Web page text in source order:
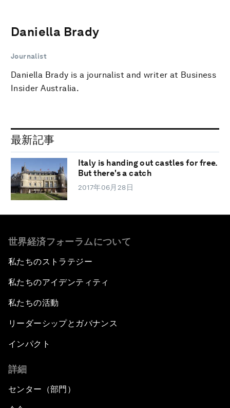
Daniella Brady
Journalist
Daniella Brady is a journalist and writer at Business
Insider Australia.
最新記事
Italy is handing out castles for free.
But there's a catch
2017年06月28日
世界経済フォーラムについて
私たちのストラテジー
私たちのアイデンティティ
私たちの活動
リーダーシップとガバナンス
インパクト
詳細
センター（部門）